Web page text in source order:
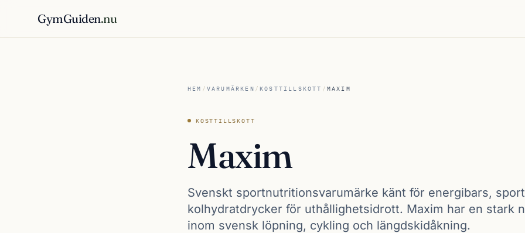
GymGuiden.nu
HEM / VARUMÄRKEN /KOSTTILLSKOTT / MAXIM
KOSTTILLSKOTT
Maxim
Svenskt sportnutritionsvarumärke känt för energibars,
kolhydratdrycker för uthållighetsidrott. Maxim har en stark
inom svensk löpning, cykling och längdskidåkning.